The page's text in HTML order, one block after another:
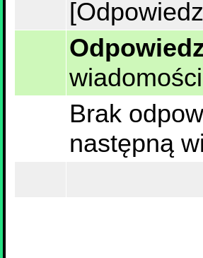
wiadomości
Brak
następną